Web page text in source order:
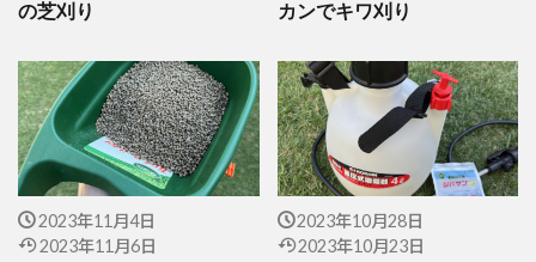
の芝刈り
カンでキワ刈り
2023年11月4日
2023年11月6日
2023年10月28日
2023年10月23日